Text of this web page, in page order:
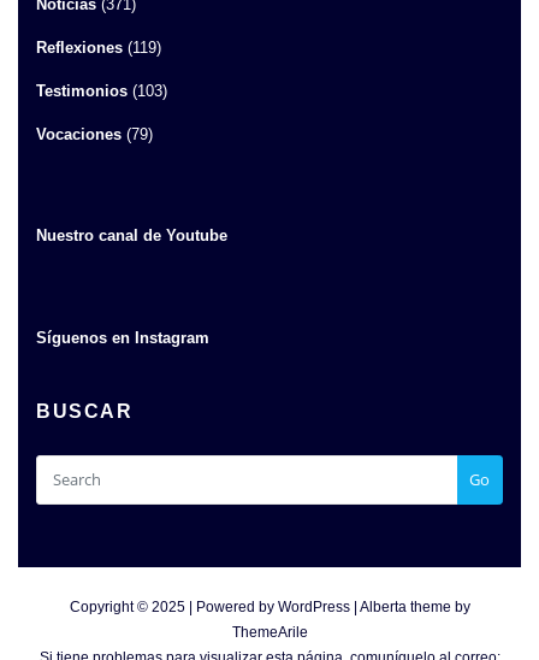
Noticias (371)
Reflexiones (119)
Testimonios (103)
Vocaciones (79)
Nuestro canal de Youtube
Síguenos en Instagram
BUSCAR
Go
Copyright © 2025 | Powered by WordPress | Alberta theme by
ThemeArile